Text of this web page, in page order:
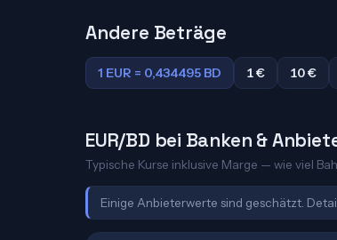
Andere Beträge
1 EUR = 0,434495 BD 1 € 10 €
EUR/BD bei Banken &
Typische Kurse inklusive Marge — wie viel
Einige Anbieterwerte sind geschätzt.